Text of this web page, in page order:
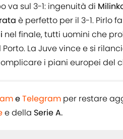
va sul 3-1: ingenuità di
è perfetto per il 3-1. Pirlo
nel finale, tutti uomini che
La Juve vince e si
i piani europei del
eTelegram per restare
e della Serie A.